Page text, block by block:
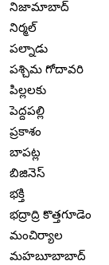
నిజామాబాద్
నిర్మల్
పల్నాడు
పశ్చిమ గోదావరి
పిల్లలకు
పెద్దపల్లి
ప్రకాశం
బాపట్ల
బిజినెస్
భక్తి
భద్రాద్రి కొత్తగూడెం
మంచిర్యాల
మహబూబాబాద్